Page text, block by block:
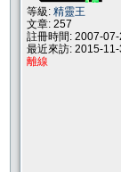
等級: 精靈王
文章: 257
註冊時間: 2007-07-
最近來訪: 2015-
離線